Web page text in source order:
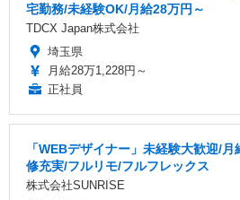
宅勤務/未経験OK/月給28万円～
TDCX Japan株式会社
埼玉県
月給28万1,228円～
正社員
「WEBデザイナー」未経験大歓迎/
修充実/フルリモ/フルフレックス
株式会社SUNRISE